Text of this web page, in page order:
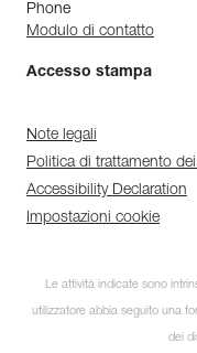
Phone
Modulo di contatto
Accesso stampa
Note legali
Politica di trattamento
Accessibility Declaration
Impostazioni cookie
Le attività indicate sono
utilizzatore abbia seguito una
dei